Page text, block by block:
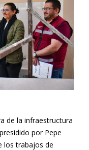
de la infraestructura
por Pepe
los trabajos de